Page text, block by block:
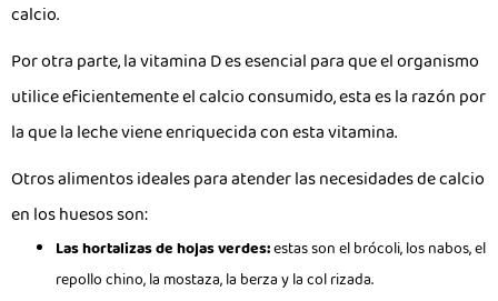
calcio.
Por otra parte, la vitamina D es esencial para que el organismo
utilice eficientemente el calcio consumido, esta es la razón por
la que la leche viene enriquecida con esta vitamina.
Otros alimentos ideales para atender las necesidades de calcio
en los huesos son:
Las hortalizas de hojas verdes:estas son el brócoli, los nabos, el
repollo chino, la mostaza, la berza y la col rizada.